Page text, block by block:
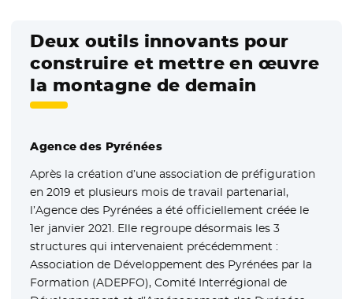
Deux outils innovants pour
construire et mettre en œuvre
la montagne de demain
Agence des Pyrénées
Après la création d’une association de préfiguration
en 2019 et plusieurs mois de travail partenarial,
l’Agence des Pyrénées a été officiellement créée le
1er janvier 2021. Elle regroupe désormais les 3
structures qui intervenaient précédemment :
Association de Développement des Pyrénées par la
Formation (ADEPFO), Comité Interrégional de